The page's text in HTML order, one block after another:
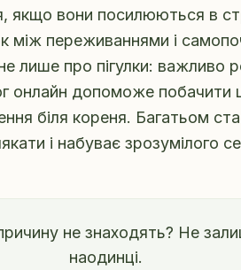
вони посилюються в
між переживаннями і
лише про пігулки: важливо
онлайн допоможе побачити
біля кореня. Багатьом
і набуває зрозумілого
не знаходять? Не
наодинці.